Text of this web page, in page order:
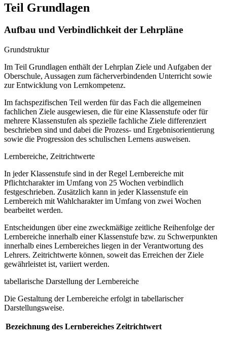
Teil Grundlagen
Aufbau und Verbindlichkeit der Lehrpläne
Grundstruktur
Im Teil Grundlagen enthält der Lehrplan Ziele und Aufgaben der
Oberschule, Aussagen zum fächerverbindenden Unterricht sowie
zur Entwicklung von Lernkompetenz.
Im fachspezifischen Teil werden für das Fach die allgemeinen
fachlichen Ziele ausgewiesen, die für eine Klassenstufe oder für
mehrere Klassenstufen als spezielle fachliche Ziele differenziert
beschrieben sind und dabei die Prozess- und Ergebnisorientierung
sowie die Progression des schulischen Lernens ausweisen.
Lernbereiche, Zeitrichtwerte
In jeder Klassenstufe sind in der Regel Lernbereiche mit
Pflichtcharakter im Umfang von 25 Wochen verbindlich
festgeschrieben. Zusätzlich kann in jeder Klassenstufe ein
Lernbereich mit Wahlcharakter im Umfang von zwei Wochen
bearbeitet werden.
Entscheidungen über eine zweckmäßige zeitliche Reihenfolge der
Lernbereiche innerhalb einer Klassenstufe bzw. zu Schwerpunkten
innerhalb eines Lernbereiches liegen in der Verantwortung des
Lehrers. Zeitrichtwerte können, soweit das Erreichen der Ziele
gewährleistet ist, variiert werden.
tabellarische Darstellung der Lernbereiche
Die Gestaltung der Lernbereiche erfolgt in tabellarischer
Darstellungsweise.
Bezeichnung des Lernbereiches Zeitrichtwert